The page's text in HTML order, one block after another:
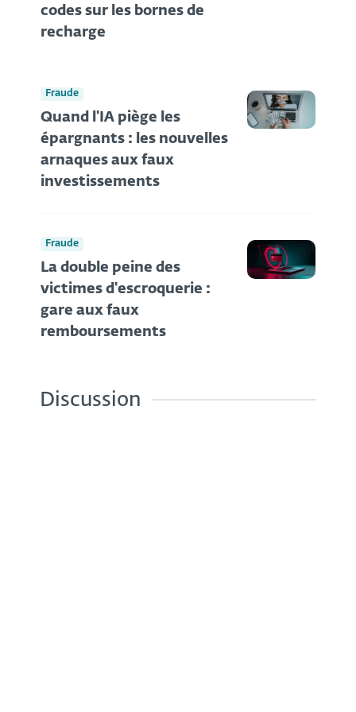
codes sur les bornes de
recharge
Fraude
Quand l'IA piège les
épargnants : les nouvelles
arnaques aux faux
investissements
Fraude
La double peine des
victimes d'escroquerie :
gare aux faux
remboursements
Discussion